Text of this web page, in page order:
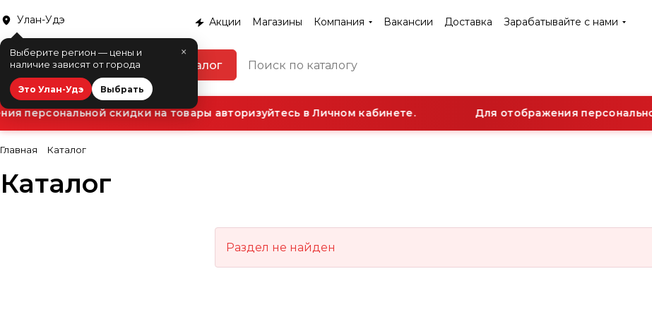
Улан-Удэ
×
Выберите регион — цены и
наличие зависят от города
Это Улан-Удэ Выбрать
Акции Магазины Компания Вакансии Доставка Зарабатывайте с нами
Каталог
персональной скидки на товары авторизуйтесь в Личном кабинете. Для отображения
Главная Каталог
Каталог
Раздел не найден